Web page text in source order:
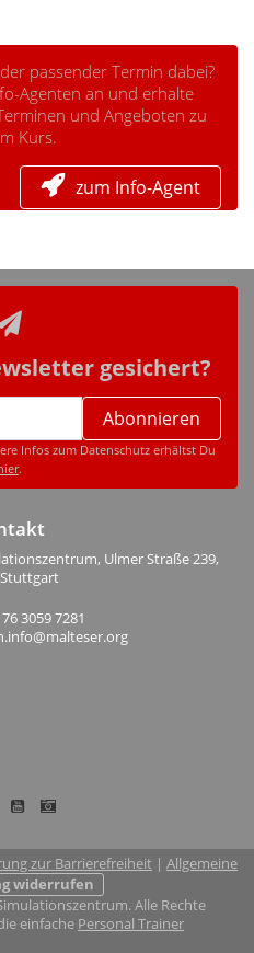
passender Termin dabei?
Agenten an und erhalte
und Angeboten zu
Kurs.
zum Info-Agent
gesichert?
Abonnieren
Infos zum Datenschutz erhältst Du
.
Ulmer Straße 239,
3059 7281
zur Barrierefreiheit | Allgemeine
widerrufen
Alle Rechte
einfache Personal Trainer